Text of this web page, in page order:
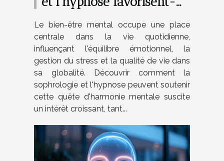
?
Le bien-être mental occupe une place
centrale dans la vie quotidienne,
influençant l'équilibre émotionnel, la
gestion du stress et la qualité de vie dans
sa globalité. Découvrir comment la
sophrologie et l'hypnose peuvent soutenir
cette quête d'harmonie mentale suscite
un intérêt croissant, tant...